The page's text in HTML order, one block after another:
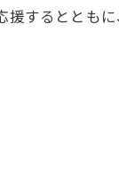
するととも